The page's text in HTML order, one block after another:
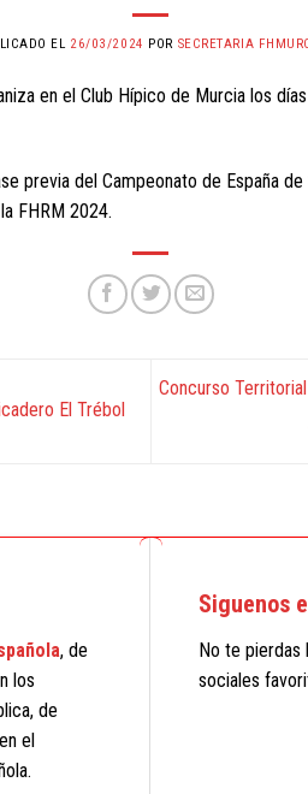
EL 26/03/2024 POR SECRETARIA
en el Club Hípico de Murcia los
previa del Campeonato de España
FHRM 2024.
El Trébol
Concurso
, de
los
de
el
Siguenos
No te pierdas
sociales